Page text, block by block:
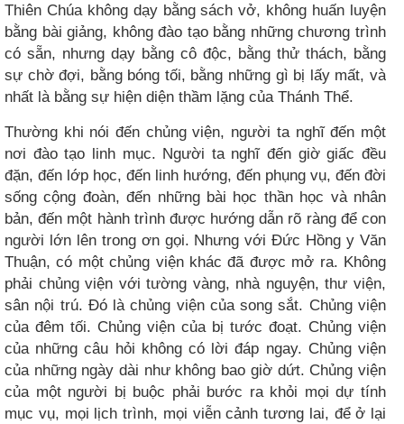
Thiên Chúa không dạy bằng sách vở, không huấn luyện
bằng bài giảng, không đào tạo bằng những chương trình
có sẵn, nhưng dạy bằng cô độc, bằng thử thách, bằng
sự chờ đợi, bằng bóng tối, bằng những gì bị lấy mất, và
nhất là bằng sự hiện diện thầm lặng của Thánh Thể.
Thường khi nói đến chủng viện, người ta nghĩ đến một
nơi đào tạo linh mục. Người ta nghĩ đến giờ giấc đều
đặn, đến lớp học, đến linh hướng, đến phụng vụ, đến đời
sống cộng đoàn, đến những bài học thần học và nhân
bản, đến một hành trình được hướng dẫn rõ ràng để con
người lớn lên trong ơn gọi. Nhưng với Đức Hồng y Văn
Thuận, có một chủng viện khác đã được mở ra. Không
phải chủng viện với tường vàng, nhà nguyện, thư viện,
sân nội trú. Đó là chủng viện của song sắt. Chủng viện
của đêm tối. Chủng viện của bị tước đoạt. Chủng viện
của những câu hỏi không có lời đáp ngay. Chủng viện
của những ngày dài như không bao giờ dứt. Chủng viện
của một người bị buộc phải bước ra khỏi mọi dự tính
mục vụ, mọi lịch trình, mọi viễn cảnh tương lai, để ở lại